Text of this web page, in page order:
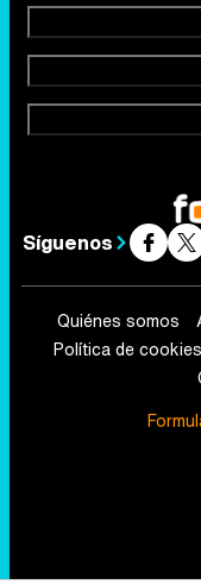
Síguenos
Quiénes somos
Política de cookies